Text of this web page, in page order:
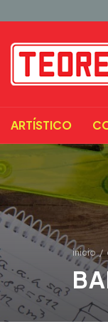
ARTÍSTICO
inicio /